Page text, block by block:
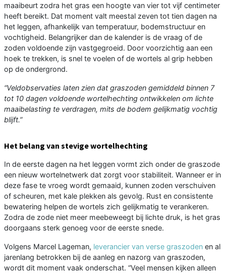
maaibeurt zodra het gras een hoogte van vier tot vijf centimeter
heeft bereikt. Dat moment valt meestal zeven tot tien dagen na
het leggen, afhankelijk van temperatuur, bodemstructuur en
vochtigheid. Belangrijker dan de kalender is de vraag of de
zoden voldoende zijn vastgegroeid. Door voorzichtig aan een
hoek te trekken, is snel te voelen of de wortels al grip hebben
op de ondergrond.
“Veldobservaties laten zien dat graszoden gemiddeld binnen 7
tot 10 dagen voldoende wortelhechting ontwikkelen om lichte
maaibelasting te verdragen, mits de bodem gelijkmatig vochtig
blijft.”
Het belang van stevige wortelhechting
In de eerste dagen na het leggen vormt zich onder de graszode
een nieuw wortelnetwerk dat zorgt voor stabiliteit. Wanneer er in
deze fase te vroeg wordt gemaaid, kunnen zoden verschuiven
of scheuren, met kale plekken als gevolg. Rust en consistente
bewatering helpen de wortels zich gelijkmatig te verankeren.
Zodra de zode niet meer meebeweegt bij lichte druk, is het gras
doorgaans sterk genoeg voor de eerste snede.
Volgens Marcel Lageman, leverancier van verse graszoden en al
jarenlang betrokken bij de aanleg en nazorg van graszoden,
wordt dit moment vaak onderschat. “Veel mensen kijken alleen